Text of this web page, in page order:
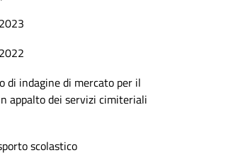
di indagine di mercato per il
appalto dei servizi cimiteriali
scolastico